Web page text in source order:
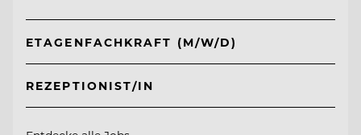
ETAGENFACHKRAFT (M/W/D)
REZEPTIONIST/IN